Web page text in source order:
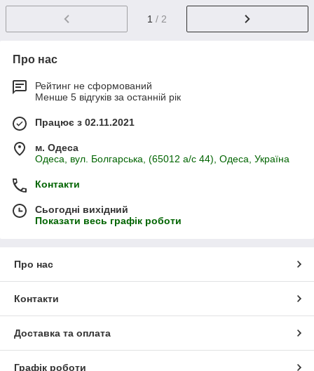
1 / 2
Про нас
Рейтинг не сформований
Менше 5 відгуків за останній рік
Працює з 02.11.2021
м. Одеса
Одеса, вул. Болгарська, (65012 а/с 44), Одеса, Україна
Контакти
Сьогодні вихідний
Показати весь графік роботи
Про нас
Контакти
Доставка та оплата
Графік роботи